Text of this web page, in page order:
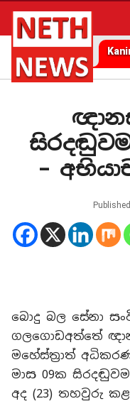
–
Published
බොදු බල සේනා
ගලගොඩඅත්තේ
මහේස්ත්‍රාත්
මාස 09ක
අද (23) තහවුරු